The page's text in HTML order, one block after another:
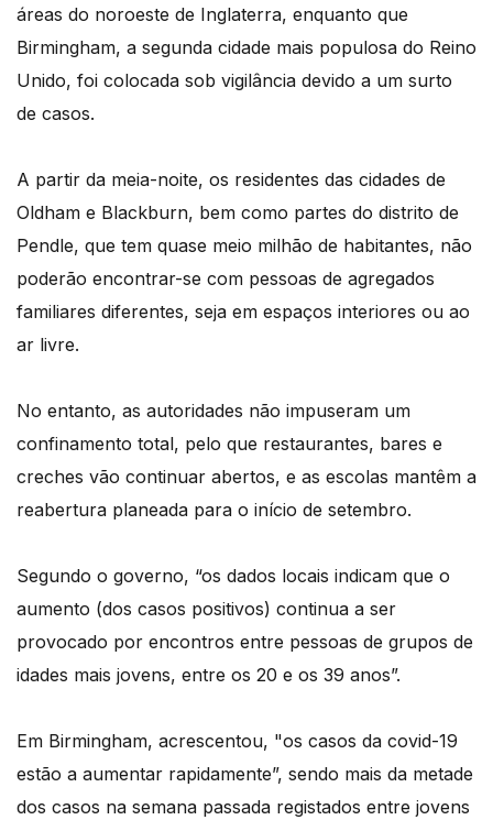
áreas do noroeste de Inglaterra, enquanto que
Birmingham, a segunda cidade mais populosa do Reino
Unido, foi colocada sob vigilância devido a um surto
de casos.
A partir da meia-noite, os residentes das cidades de
Oldham e Blackburn, bem como partes do distrito de
Pendle, que tem quase meio milhão de habitantes, não
poderão encontrar-se com pessoas de agregados
familiares diferentes, seja em espaços interiores ou ao
ar livre.
No entanto, as autoridades não impuseram um
confinamento total, pelo que restaurantes, bares e
creches vão continuar abertos, e as escolas mantêm a
reabertura planeada para o início de setembro.
Segundo o governo, “os dados locais indicam que o
aumento (dos casos positivos) continua a ser
provocado por encontros entre pessoas de grupos de
idades mais jovens, entre os 20 e os 39 anos”.
Em Birmingham, acrescentou, "os casos da covid-19
estão a aumentar rapidamente”, sendo mais da metade
dos casos na semana passada registados entre jovens